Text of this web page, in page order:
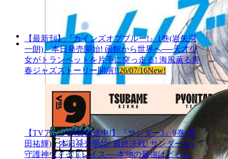
【最新刊】『カインズオブブルー!』1巻(岩矢滉
一朗)、本日発売開始! 函館から世界へ──天才少
女がトランペットを片手に突っ走る! 海風薫る青
春ジャズストーリー開演!!26/07/16New!
【TVアニメ絶賛放送中!】『サンダー3』9巻(池
田祐輝)、本日発売開始! 最終決戦! サンダー3vs.
守護神ヴォイドレイス──本物の最強はどっち